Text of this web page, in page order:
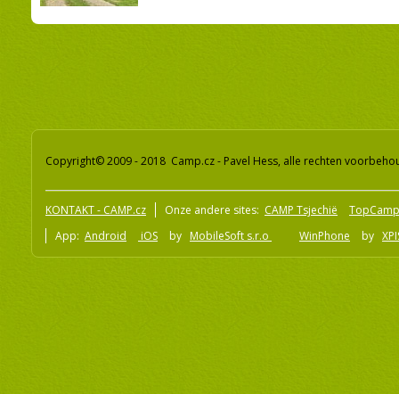
Copyright© 2009 - 2018 Camp.cz - Pavel Hess, alle rechten
KONTAKT - CAMP.cz Onze andere sites: CAMP Tsjechië
App: Android iOS by MobileSoft s.r.o WinPhone by